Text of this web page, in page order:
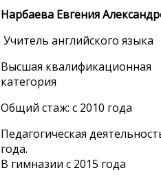
Нарбаева Евгения
Учитель английского языка
Высшая квалификационная
категория
Общий стаж: с 2010 года
Педагогическая
года.
В гимназии с 2015 года